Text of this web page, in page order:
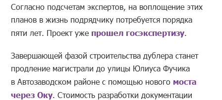
Согласно подсчетам экспертов, на воплощение этих
планов в жизнь подрядчику потребуется порядка
пяти лет. Проект уже прошел госэкспертизу.
Завершающей фазой строительства дублера станет
продление магистрали до улицы Юлиуса Фучика
в Автозаводском районе с помощью нового моста
через Оку. Стоимость разработки документации